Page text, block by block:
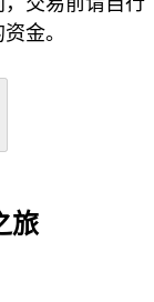
金。
旅